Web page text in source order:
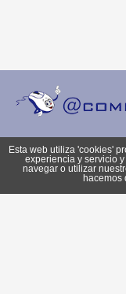
Esta web utiliza 'cookies'
experiencia y servicio
navegar o utilizar
hacemos